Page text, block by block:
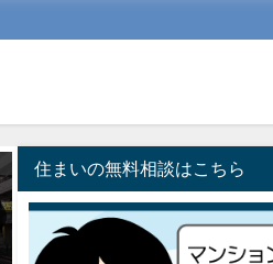
入居までの準備・諸手続
マンション購入して新居に引越
しする際、準備しておきたい３
住まいの無料相談はこちら